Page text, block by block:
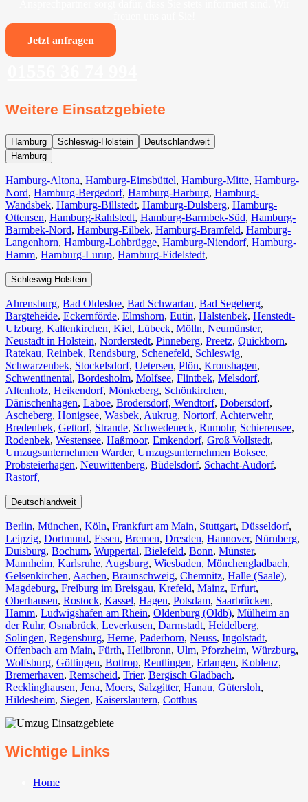
Jetzt anfragen
Weitere Einsatzgebiete
Hamburg Schleswig-Holstein
Deutschlandweit
Hamburg
Hamburg-Altona, Hamburg-Eimsbüttel, Hamburg-Mitte, Hamburg-
Nord, Hamburg-Bergedorf, Hamburg-Harburg, Hamburg-
Wandsbek, Hamburg-Billstedt, Hamburg-Dulsberg, Hamburg-
Ottensen, Hamburg-Rahlstedt, Hamburg-Barmbek-Süd, Hamburg-
Barmbek-Nord, Hamburg-Eilbek, Hamburg-Bramfeld, Hamburg-
Langenhorn, Hamburg-Lohbrügge, Hamburg-Niendorf, Hamburg-
Hamm, Hamburg-Lurup, Hamburg-Eidelstedt,
Schleswig-Holstein
Ahrensburg, Bad Oldesloe, Bad Schwartau, Bad Segeberg,
Bargteheide, Eckernförde, Elmshorn, Eutin, Halstenbek, Henstedt-
Ulzburg, Kaltenkirchen, Kiel, Lübeck, Mölln, Neumünster,
Neustadt in Holstein, Norderstedt, Pinneberg, Preetz, Quickborn,
Ratekau, Reinbek, Rendsburg, Schenefeld, Schleswig,
Schwarzenbek, Stockelsdorf, Uetersen, Plön, Kronshagen,
Schwentinental, Bordesholm, Molfsee, Flintbek, Melsdorf,
Altenholz, Heikendorf, Mönkeberg, Schönkirchen,
Dänischenhagen, Laboe, Brodersdorf, Wendtorf, Dobersdorf,
Ascheberg, Honigsee, Wasbek, Aukrug, Nortorf, Achterwehr,
Bredenbek, Gettorf, Strande, Schwedeneck, Rumohr, Schierensee,
Rodenbek, Westensee, Haßmoor, Emkendorf, Groß Vollstedt,
Umzugsunternehmen Warder, Umzugsunternehmen Boksee,
Probsteierhagen, Neuwittenberg, Büdelsdorf, Schacht-Audorf,
Rastorf,
Deutschlandweit
Berlin⁠, München, Köln⁠, Frankfurt am Main, Stuttgart, Düsseldorf,
Leipzig, Dortmund, Essen, Bremen, Dresden, Hannover, Nürnberg,
Duisburg⁠, Bochum, Wuppertal⁠, Bielefeld⁠, Bonn⁠, Münster⁠,
Mannheim, Karlsruhe, Augsburg, Wiesbaden⁠, Mönchengladbach⁠,
Gelsenkirchen⁠, Aachen⁠, Braunschweig, Chemnitz⁠, Halle (Saale)⁠,
Magdeburg, Freiburg im Breisgau⁠, Krefeld⁠, Mainz⁠, Erfurt,
Oberhausen⁠, Rostock⁠, Kassel⁠, Hagen, Potsdam, Saarbrücken⁠,
Hamm, Ludwigshafen am Rhein⁠, Oldenburg (Oldb), Mülheim an
der Ruhr, Osnabrück⁠, Leverkusen, Darmstadt⁠, Heidelberg,
Solingen, Regensburg, Herne⁠, Paderborn, Neuss, Ingolstadt,
Offenbach am Main, Fürth⁠, Heilbronn, Ulm⁠, Pforzheim, Würzburg,
Wolfsburg⁠, Göttingen, Bottrop, Reutlingen, Erlangen⁠, Koblenz,
Bremerhaven⁠, Remscheid, Trier⁠, Bergisch Gladbach,
Recklinghausen, Jena⁠, Moers⁠, Salzgitter⁠, Hanau, Gütersloh,
Hildesheim⁠, Siegen⁠, Kaiserslautern⁠, Cottbus⁠
Wichtige Links
Home